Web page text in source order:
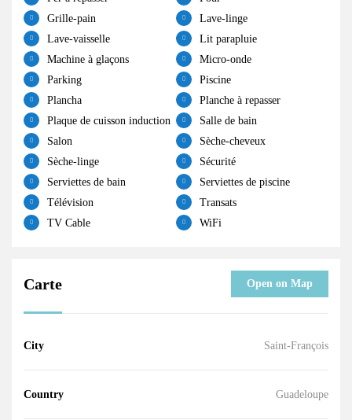
Grille-pain
Lave-linge
Lave-vaisselle
Lit parapluie
Machine à glaçons
Micro-onde
Parking
Piscine
Plancha
Planche à repasser
Plaque de cuisson induction
Salle de bain
Salon
Sèche-cheveux
Sèche-linge
Sécurité
Serviettes de bain
Serviettes de piscine
Télévision
Transats
TV Cable
WiFi
Carte Open on Map
City Saint-François
Country Guadeloupe